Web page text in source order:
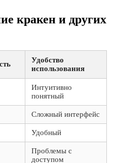
кракен и других
Удобство
использования
Интуитивно
понятный
Сложный интерфейс
Удобный
Проблемы с
доступом